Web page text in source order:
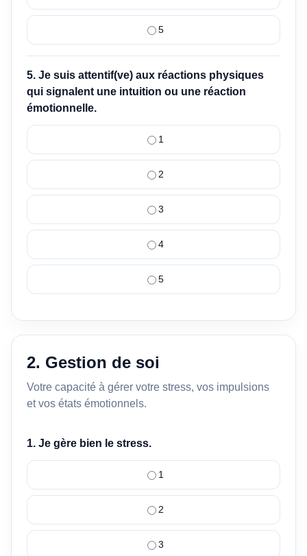
5
5. Je suis attentif(ve) aux réactions physiques
qui signalent une intuition ou une réaction
émotionnelle.
1
2
3
4
5
2. Gestion de soi
Votre capacité à gérer votre stress, vos impulsions
et vos états émotionnels.
1. Je gère bien le stress.
1
2
3